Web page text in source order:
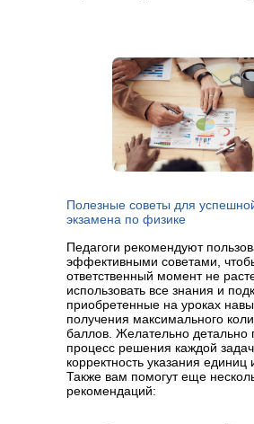
Педагоги рекомендуют
эффективными советами,
ответственный момент не
использовать все знания и
приобретенные на уроках
получения максимального
баллов. Желательно детально
процесс решения каждой
корректность указания единиц
Также вам помогут еще
рекомендаций:
Полезные советы для
экзамена по физике